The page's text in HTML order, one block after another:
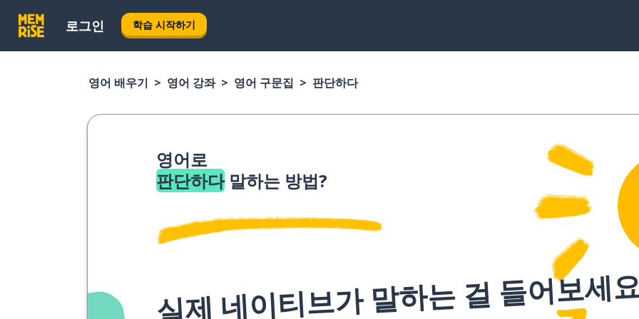
로그인 학습 시작하기
영어 배우기 영어 강좌 영어 구문집 판단하다
영어로
판단하다말하는 방법?
실제 네이티브가 말하는 걸 들어보세